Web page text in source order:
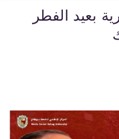
بعيد الفطر